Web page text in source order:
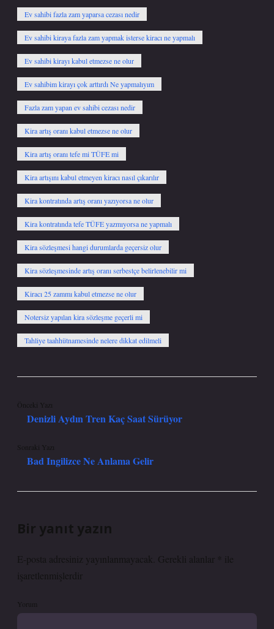
Ev sahibi fazla zam yaparsa cezası nedir
Ev sahibi kiraya fazla zam yapmak isterse kiracı ne yapmalı
Ev sahibi kirayı kabul etmezse ne olur
Ev sahibim kirayı çok arttırdı Ne yapmalıyım
Fazla zam yapan ev sahibi cezası nedir
Kira artış oranı kabul etmezse ne olur
Kira artış oranı tefe mi TÜFE mi
Kira artışını kabul etmeyen kiracı nasıl çıkarılır
Kira kontratında artış oranı yazıyorsa ne olur
Kira kontratında tefe TÜFE yazmıyorsa ne yapmalı
Kira sözleşmesi hangi durumlarda geçersiz olur
Kira sözleşmesinde artış oranı serbestçe belirlenebilir mi
Kiracı 25 zammı kabul etmezse ne olur
Notersiz yapılan kira sözleşme geçerli mi
Tahliye taahhütnamesinde nelere dikkat edilmeli
Önceki Yazı
Denizli Aydın Tren Kaç Saat Sürüyor
Sonraki Yazı
Bad Ingilizce Ne Anlama Gelir
Bir yanıt yazın
E-posta adresiniz yayınlanmayacak. Gerekli alanlar
ile
işaretlenmişlerdir
Yorum